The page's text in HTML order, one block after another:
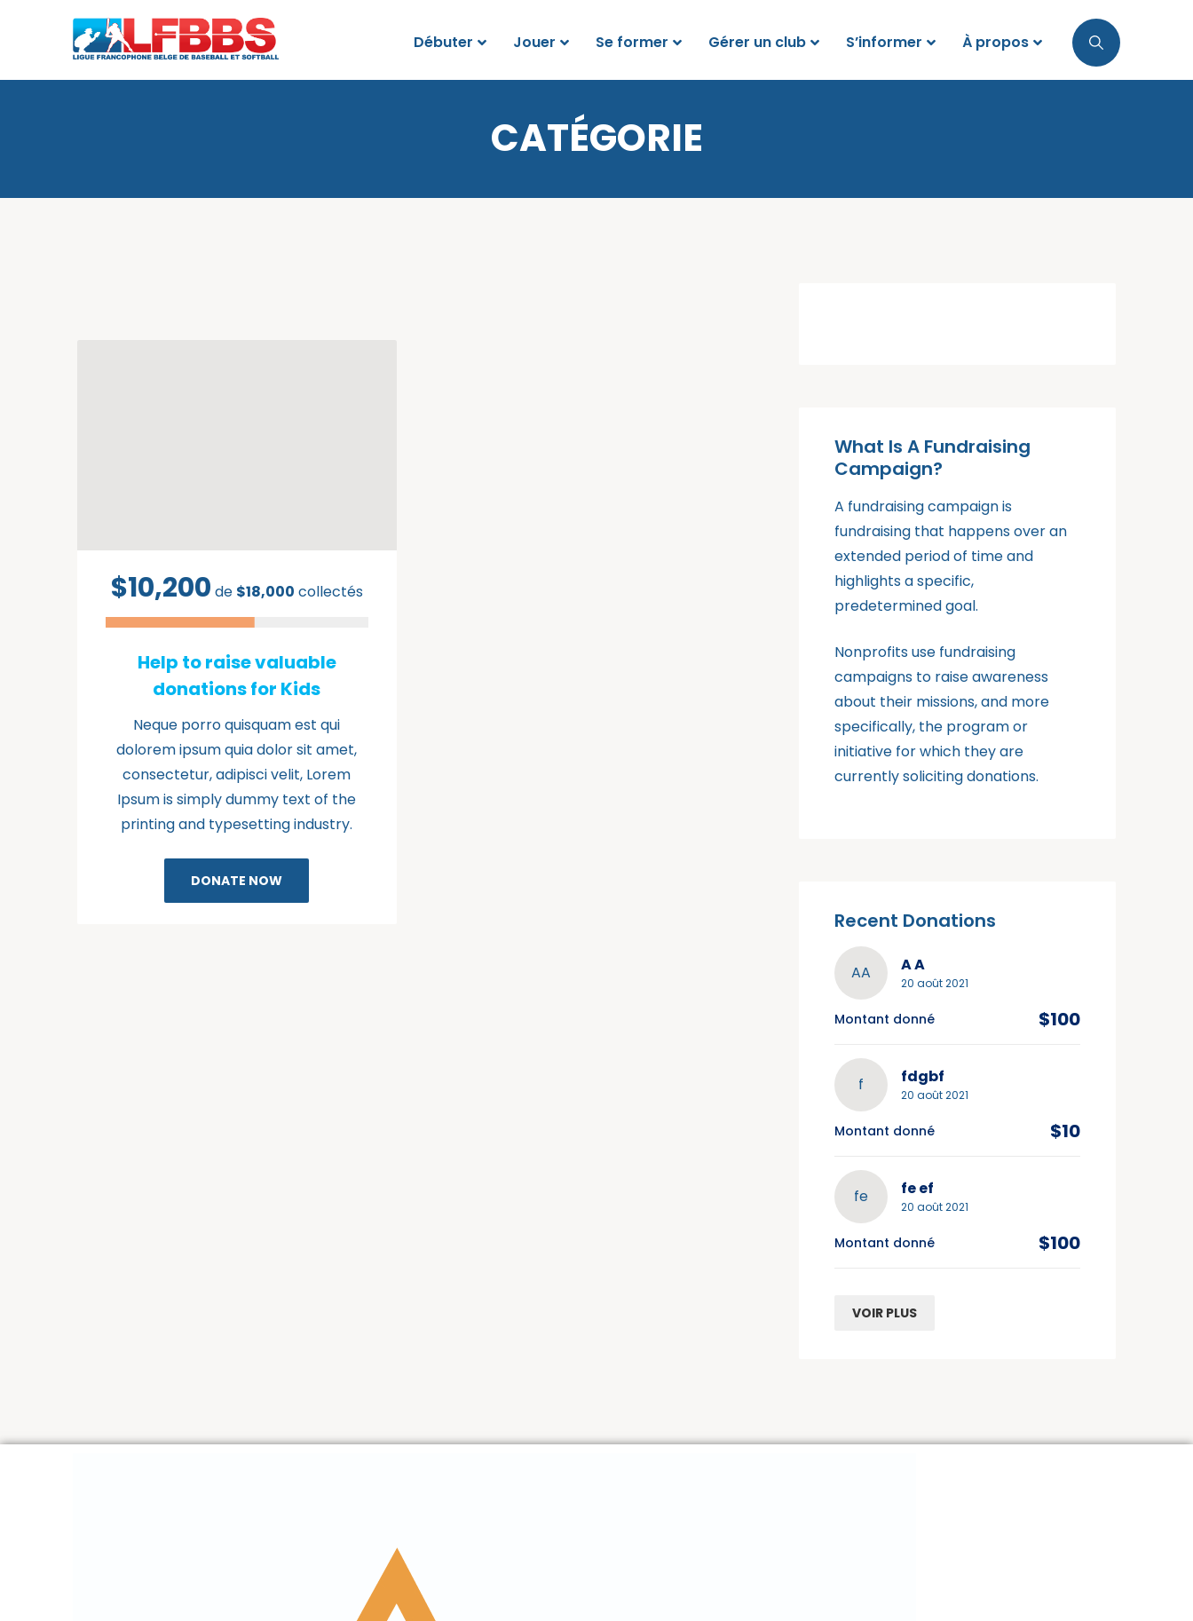
Débuter Jouer Se former Gérer un club S’informer À propos
CATÉGORIE
$10,200 de $18,000 collectés
Help to raise valuable
donations for Kids
Neque porro quisquam est qui
dolorem ipsum quia dolor sit amet,
consectetur, adipisci velit, Lorem
Ipsum is simply dummy text of the
printing and typesetting industry.
DONATE NOW
What Is A Fundraising
Campaign?
A fundraising campaign is
fundraising that happens over an
extended period of time and
highlights a specific,
predetermined goal.
Nonprofits use fundraising
campaigns to raise awareness
about their missions, and more
specifically, the program or
initiative for which they are
currently soliciting donations.
Recent Donations
AA A A
20 août 2021
Montant donné $100
f fdgbf
20 août 2021
Montant donné $10
fe fe ef
20 août 2021
Montant donné $100
VOIR PLUS